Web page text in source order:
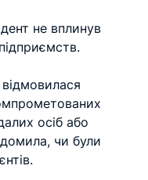
не вплинув
осіб або
чи були